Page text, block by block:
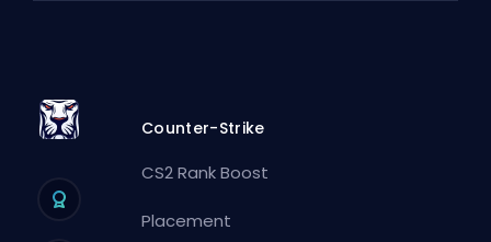
Counter-Strike
CS2 Rank Boost
Placement